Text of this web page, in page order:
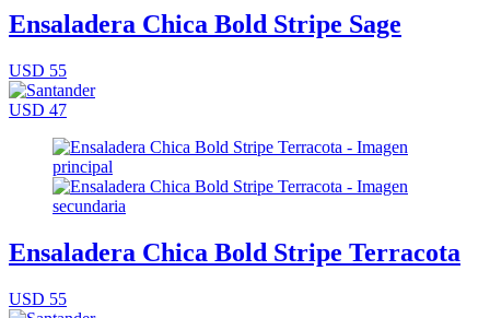
Ensaladera Chica Bold Stripe Sage
USD 55
USD 47
Ensaladera Chica Bold Stripe Terracota
USD 55